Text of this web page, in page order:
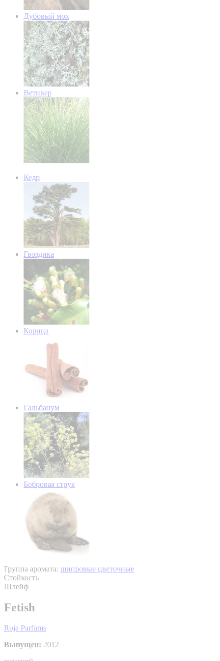
Дубовый мох
Ветивер
Кедр
Гвоздика
Корица
Гальбанум
Бобровая струя
Группа аромата: шипровые цветочные
Стойкость
Шлейф
Fetish
Roja Parfums
Выпущен: 2012